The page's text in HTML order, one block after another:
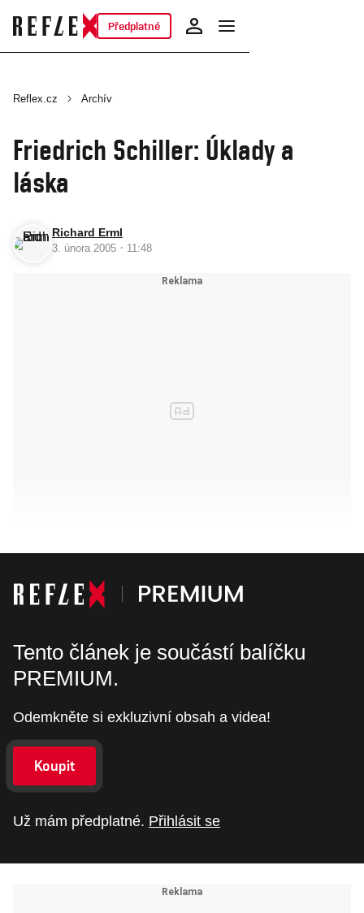
Předplatné
Reflex.cz Archív
Friedrich Schiller: Úklady a
láska
Richard Erml
3. února 2005 · 11:48
Tento článek je součástí balíčku
PREMIUM.
Odemkněte si exkluzivní obsah a videa!
Koupit
Už mám předplatné. Přihlásit se